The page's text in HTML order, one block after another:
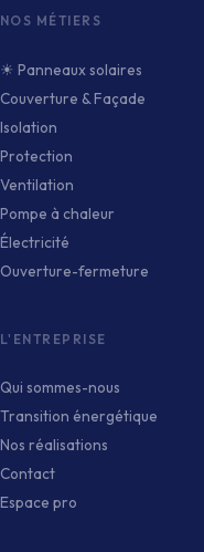
NOS MÉTIERS
☀ Panneaux solaires
Couverture & Façade
Isolation
Protection
Ventilation
Pompe à chaleur
Électricité
Ouverture-fermeture
L'ENTREPRISE
Qui sommes-nous
Transition énergétique
Nos réalisations
Contact
Espace pro